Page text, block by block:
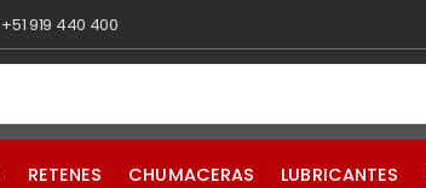
+51 919 440 400
RETENES CHUMACERAS LUBRICANTES